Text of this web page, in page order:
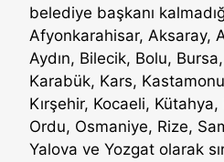
belediye başkanı
Afyonkarahisar, Aksaray,
Aydın, Bilecik, Bolu,
Karabük, Kars,
Kırşehir, Kocaeli,
Ordu, Osmaniye, Rize,
Yalova ve Yozgat olarak